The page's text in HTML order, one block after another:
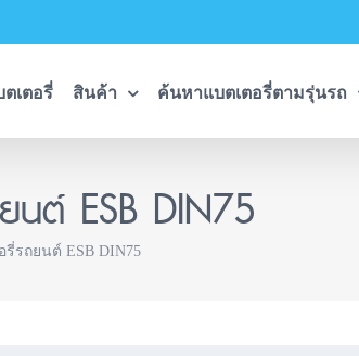
เตอรี่ สินค้า ค้นหาแบตเตอรี่ตามรุ่นรถ
นต์ ESB DIN75
รี่รถยนต์ ESB DIN75